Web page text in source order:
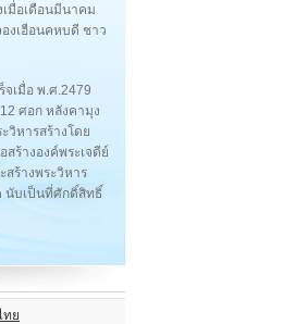
มื่อเดือนมีนาคม
งเฮือนคหบดี ชาว
เมื่อ พ.ศ.2479
ศอก หลังคามุง
วิหารสร้างโดย
ร้างองค์พระเจดีย์
ร้างพระวิหาร
นับเป็นที่ศักดิ์สิทธิ์
ทย